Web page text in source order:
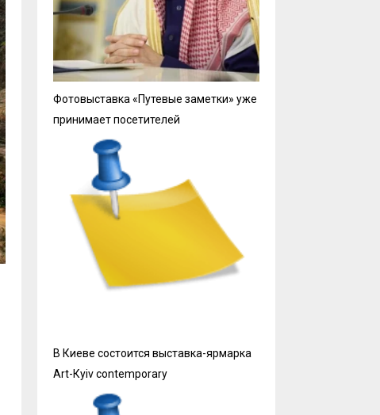
Фотовыставка «Путевые заметки» уже
принимает посетителей
В Киеве состоится выставка-ярмарка
Art-Кyiv contemporary